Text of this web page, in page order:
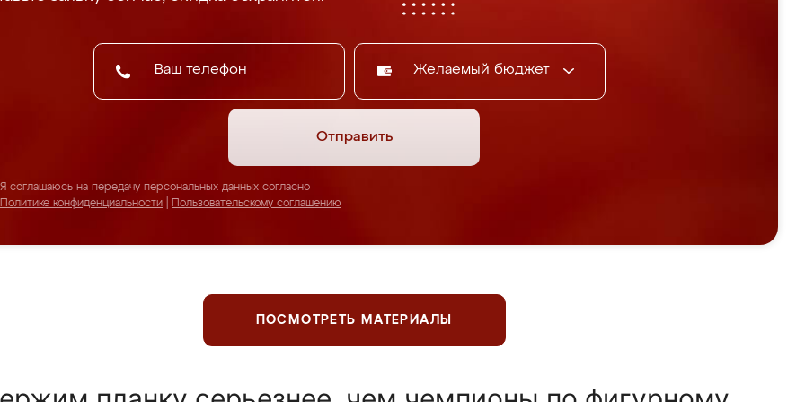
Желаемый бюджет
Отправить
Я соглашаюсь на передачу персональных данных согласно
Политике конфиденциальности
Пользовательскому соглашению
ПОСМОТРЕТЬ МАТЕРИАЛЫ